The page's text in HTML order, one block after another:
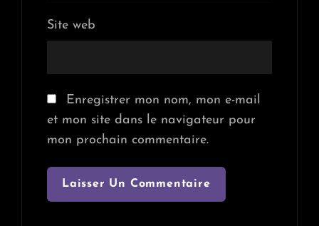
Site web
Enregistrer mon nom, mon e-mail
et mon site dans le navigateur pour
mon prochain commentaire.